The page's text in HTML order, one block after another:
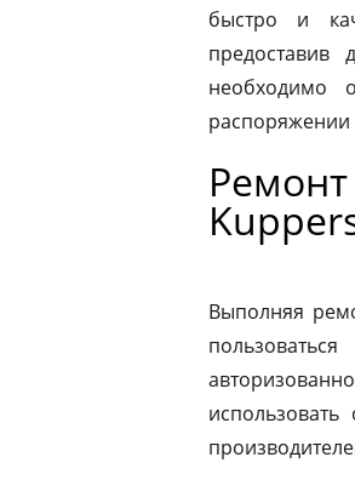
быстро и
предоставив
необходимо
распоряжении
Выполняя